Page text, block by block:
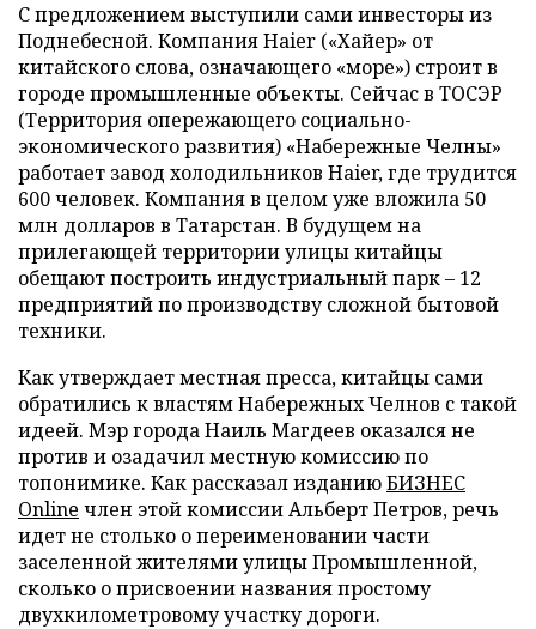
С предложением выступили сами инвесторы из
Поднебесной. Компания Haier («Хайер» от
китайского слова, означающего «море») строит в
городе промышленные объекты. Сейчас в ТОСЭР
(Территория опережающего социально-
экономического развития) «Набережные Челны»
работает завод холодильников Haier, где трудится
600 человек. Компания в целом уже вложила 50
млн долларов в Татарстан. В будущем на
прилегающей территории улицы китайцы
обещают построить индустриальный парк – 12
предприятий по производству сложной бытовой
техники.
Как утверждает местная пресса, китайцы сами
обратились к властям Набережных Челнов с такой
идеей. Мэр города Наиль Магдеев оказался не
против и озадачил местную комиссию по
топонимике. Как рассказал изданиюБИЗНЕС
Online член этой комиссии Альберт Петров, речь
идет не столько о переименовании части
заселенной жителями улицы Промышленной,
сколько о присвоении названия простому
двухкилометровому участку дороги.